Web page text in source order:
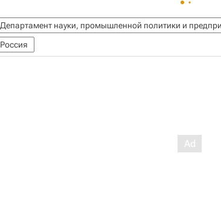
Департамент науки, промышленной политики и
Россия